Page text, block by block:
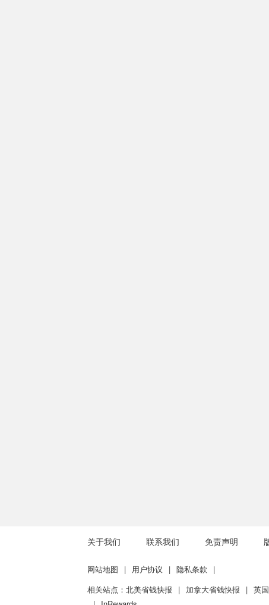
关于我们 联系我们 免责声明
网站地图 | 用户协议 | 隐私条款
|
相关站点： 北美省钱快报 | 加拿大省钱快报 | 英